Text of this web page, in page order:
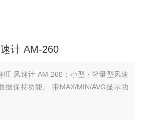
计 AM-260
旺 风速计 AM-260：小型・轻量型风速
据保持功能。 带MAX/MIN/AVG显示功